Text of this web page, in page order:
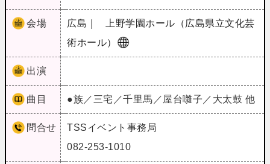
会場 広島｜
上野学園ホール（広島県立文化芸
術ホール）
出演
曲目 ●族／三宅／千里馬／屋台囃子／大太鼓 他
問合せ
TSSイベント事務局
082-253-1010